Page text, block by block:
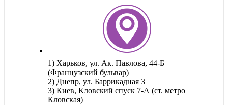
1) Харьков, ул. Ак. Павлова, 44-Б
(Французский бульвар)
2) Днепр, ул. Баррикадная 3
3) Киев, Кловский спуск 7-А (ст. метро
Кловская)